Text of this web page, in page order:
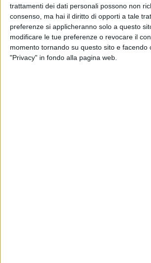
trattamenti dei dati personali possono non
consenso, ma hai il diritto di opporti a tale
preferenze si applicheranno solo a questo
modificare le tue preferenze o revocare il
momento tornando su questo sito e facendo
"Privacy" in fondo alla pagina web.
MOLFETTA - 7 GIUGNO 2026
Ballottaggio, ufficiale il
sull'affluenza a Molfetta
MOLFETTA - 7 GIUGNO 2026
L'AVIS Molfetta celebra i